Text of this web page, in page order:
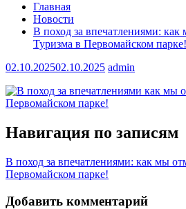
Главная
Новости
В поход за впечатлениями:
Туризма в Первомайском парке!
02.10.202502.10.2025 admin
Навигация по записям
В поход за впечатлениями: как мы
Первомайском парке!
Добавить комментарий